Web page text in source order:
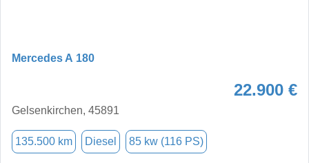
Mercedes A 180
22.900 €
Gelsenkirchen, 45891
135.500 km Diesel 85 kw (116 PS)